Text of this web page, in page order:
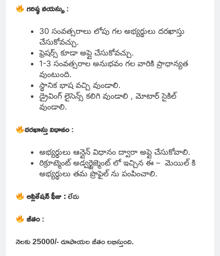
గరిష్ఠ వయస్సు:
30 సంవత్సరాలు లోపు గల అభ్యర్థులు దరఖాస్తు
చేసుకోవచ్చు.
ఫ్రెషర్స్ కూడా అప్లై చేసుకోవచ్చు.
1-3 సంవత్సరాల అనుభవం గల వారికి ప్రాధాన్యత
వుంటుంది.
స్థానిక భాష వచ్చి వుండాలి.
డ్రైవింగ్ లైసెన్స్ కలిగి వుండాలి , మోటార్ సైకిల్
వుండాలి.
దరఖాస్తు విధానం:
అభ్యర్థులు ఆన్లైన్ విధానం ద్వారా అప్లై చేసుకోవాలి.
రిక్రూట్మెంట్ అడ్వర్టైజ్మెంట్ లో ఇచ్చిన ఈ – మెయిల్ కి
అభ్యర్థులు తమ ప్రొఫైల్ ను పంపించాలి.
అప్లికేషన్ ఫీజు :లేదు
జీతం:
నెలకు 25000/- రూపాయల జీతం లభిస్తుంది.